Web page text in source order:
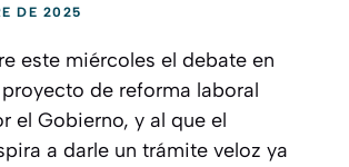
DE 2025
este miércoles el debate en
de reforma laboral
el Gobierno, y al que el
a darle un trámite veloz ya